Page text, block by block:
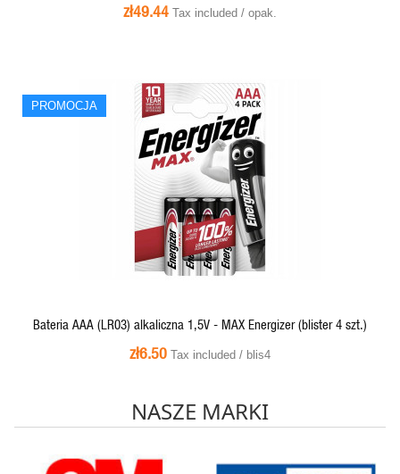
zł49.44 Tax included / opak.
PROMOCJA
QUICK VIEW
Bateria AAA (LR03) alkaliczna 1,5V - MAX Energizer (blister 4 szt.)
zł6.50 Tax included / blis4
NASZE MARKI